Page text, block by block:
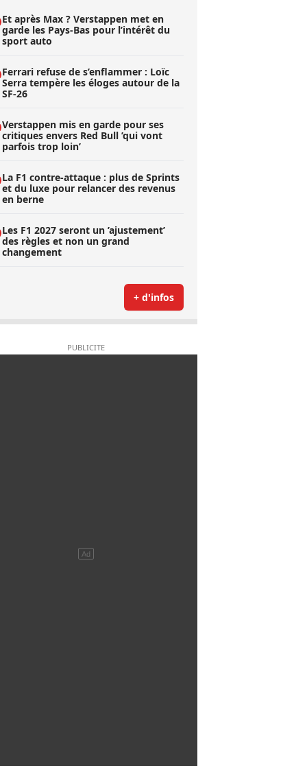
Et après Max ? Verstappen met en
garde les Pays-Bas pour l’intérêt du
sport auto
Ferrari refuse de s’enflammer : Loïc
Serra tempère les éloges autour de la
SF-26
Verstappen mis en garde pour ses
critiques envers Red Bull ’qui vont
parfois trop loin’
La F1 contre-attaque : plus de Sprints
et du luxe pour relancer des revenus
en berne
Les F1 2027 seront un ’ajustement’
des règles et non un grand
changement
+ d'infos